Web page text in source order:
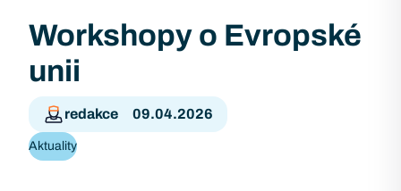
Workshopy o Evropské
unii
redakce 09.04.2026
Aktuality